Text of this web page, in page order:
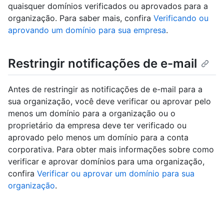
quaisquer domínios verificados ou aprovados para a
organização. Para saber mais, confira Verificando ou
aprovando um domínio para sua empresa.
Restringir notificações de e-mail
Antes de restringir as notificações de e-mail para a
sua organização, você deve verificar ou aprovar pelo
menos um domínio para a organização ou o
proprietário da empresa deve ter verificado ou
aprovado pelo menos um domínio para a conta
corporativa. Para obter mais informações sobre como
verificar e aprovar domínios para uma organização,
confira Verificar ou aprovar um domínio para sua
organização.